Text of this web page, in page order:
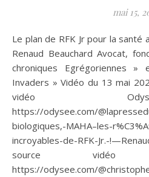
mai 15,
Le plan de RFK Jr pour la santé
Renaud Beauchard Avocat,
chroniques Egrégoriennes
Invaders » Vidéo du 13 mai
vidéo
https://odysee.com/
biologiques,-MAHA–les-
incroyables-de-RFK-Jr.-
source
https://odysee.com/